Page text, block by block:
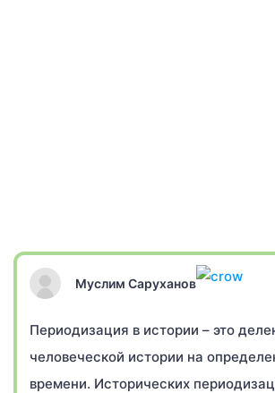
Муслим Саруханов
Периодизация в истории – это
человеческой истории на
времени. Исторических